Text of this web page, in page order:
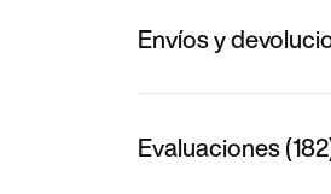
Envíos y
Evaluaciones